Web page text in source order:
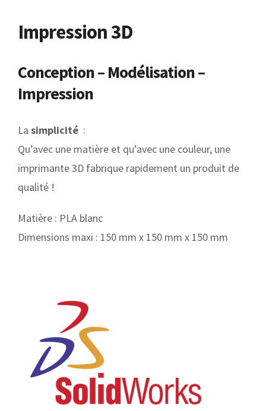
Impression 3D
Conception – Modélisation –
Impression
La simplicité :
Qu’avec une matière et qu’avec une couleur, une
imprimante 3D fabrique rapidement un produit de
qualité !
Matière : PLA blanc
Dimensions maxi : 150 mm x 150 mm x 150 mm